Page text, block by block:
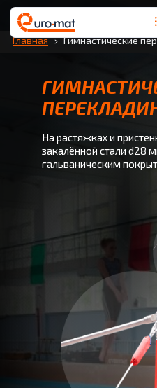
Перейти к содержимому
Главная Гимнастические
На растяжках и
закалённой стали d28
гальваническим